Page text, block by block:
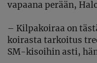
vapaana perään,
– Kilpakoiraa on
koirasta tarkoitus
SM-kisoihin asti,